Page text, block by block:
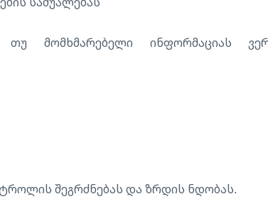
მომხმარებელი ინფორმაციას
შეგრძნებას და ზრდის ნდობას.